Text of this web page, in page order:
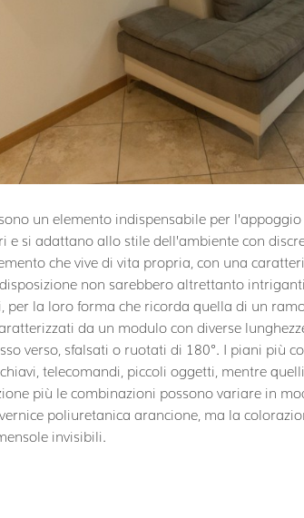
un elemento indispensabile per
e si adattano allo stile dell’ambiente con
che vive di vita propria, con una
non sarebbero altrettanto
per la loro forma che ricorda quella di un
da un modulo con diverse
verso, sfalsati o ruotati di 180°. I piani più
telecomandi, piccoli oggetti, mentre
più le combinazioni possono variare in
poliuretanica arancione, ma la
invisibili.